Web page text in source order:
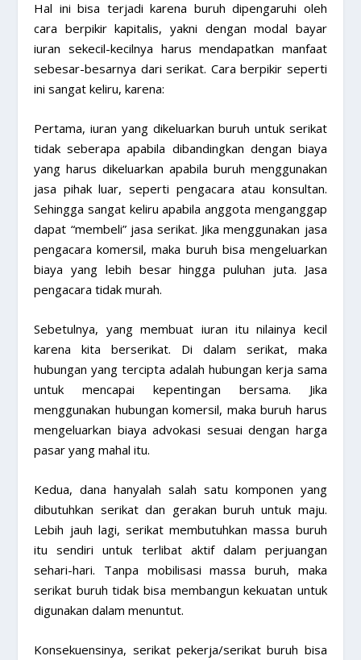
Hal ini bisa terjadi karena buruh dipengaruhi oleh
cara berpikir kapitalis, yakni dengan modal bayar
iuran sekecil-kecilnya harus mendapatkan manfaat
sebesar-besarnya dari serikat. Cara berpikir seperti
ini sangat keliru, karena:
Pertama, iuran yang dikeluarkan buruh untuk serikat
tidak seberapa apabila dibandingkan dengan biaya
yang harus dikeluarkan apabila buruh menggunakan
jasa pihak luar, seperti pengacara atau konsultan.
Sehingga sangat keliru apabila anggota menganggap
dapat “membeli” jasa serikat. Jika menggunakan jasa
pengacara komersil, maka buruh bisa mengeluarkan
biaya yang lebih besar hingga puluhan juta. Jasa
pengacara tidak murah.
Sebetulnya, yang membuat iuran itu nilainya kecil
karena kita berserikat. Di dalam serikat, maka
hubungan yang tercipta adalah hubungan kerja sama
untuk mencapai kepentingan bersama. Jika
menggunakan hubungan komersil, maka buruh harus
mengeluarkan biaya advokasi sesuai dengan harga
pasar yang mahal itu.
Kedua, dana hanyalah salah satu komponen yang
dibutuhkan serikat dan gerakan buruh untuk maju.
Lebih jauh lagi, serikat membutuhkan massa buruh
itu sendiri untuk terlibat aktif dalam perjuangan
sehari-hari. Tanpa mobilisasi massa buruh, maka
serikat buruh tidak bisa membangun kekuatan untuk
digunakan dalam menuntut.
Konsekuensinya, serikat pekerja/serikat buruh bisa